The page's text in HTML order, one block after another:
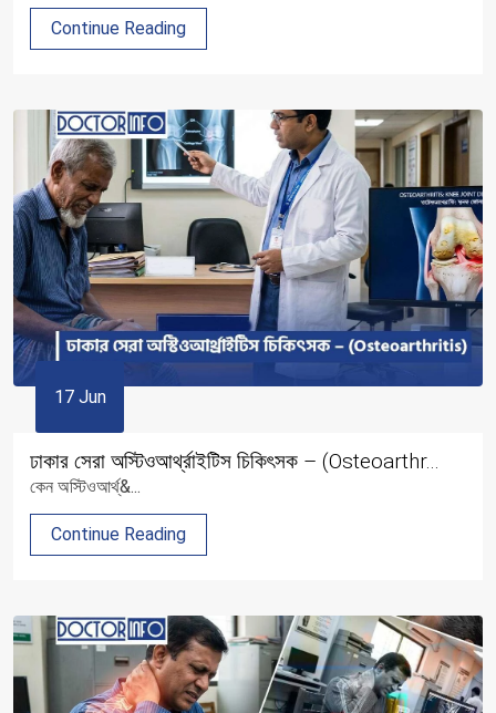
Continue Reading
17 Jun
ঢাকার সেরা অস্টিওআর্থ্রাইটিস চিকিৎসক – (Osteoarthr...
কেন অস্টিওআর্থ্&...
Continue Reading